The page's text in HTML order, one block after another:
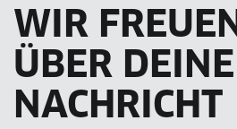
WIR
ÜBER DEINE
NACHRICHT